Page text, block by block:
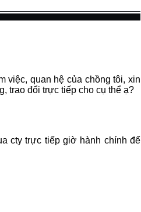
việc, quan hệ của chồng tôi, xin
trao đổi trực tiếp cho cụ thể ạ?
cty trực tiếp giờ hành chính để